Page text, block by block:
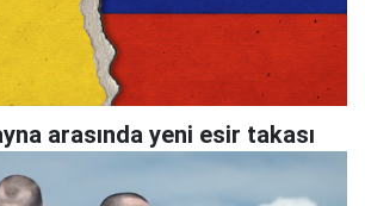
arasında yeni esir takası